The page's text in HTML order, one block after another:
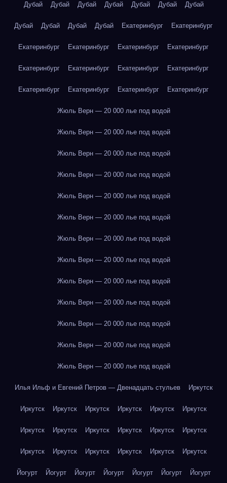
Дубай Дубай Дубай Дубай Дубай Дубай Дубай
Дубай Дубай Дубай Дубай Екатеринбург Екатеринбург
Екатеринбург Екатеринбург Екатеринбург Екатеринбург
Екатеринбург Екатеринбург Екатеринбург Екатеринбург
Екатеринбург Екатеринбург Екатеринбург Екатеринбург
Жюль Верн — 20 000 лье под водой
Жюль Верн — 20 000 лье под водой
Жюль Верн — 20 000 лье под водой
Жюль Верн — 20 000 лье под водой
Жюль Верн — 20 000 лье под водой
Жюль Верн — 20 000 лье под водой
Жюль Верн — 20 000 лье под водой
Жюль Верн — 20 000 лье под водой
Жюль Верн — 20 000 лье под водой
Жюль Верн — 20 000 лье под водой
Жюль Верн — 20 000 лье под водой
Жюль Верн — 20 000 лье под водой
Жюль Верн — 20 000 лье под водой
Илья Ильф и Евгений Петров — Двенадцать стульев Иркутск
Иркутск Иркутск Иркутск Иркутск Иркутск Иркутск
Иркутск Иркутск Иркутск Иркутск Иркутск Иркутск
Иркутск Иркутск Иркутск Иркутск Иркутск Иркутск
Йогурт Йогурт Йогурт Йогурт Йогурт Йогурт Йогурт